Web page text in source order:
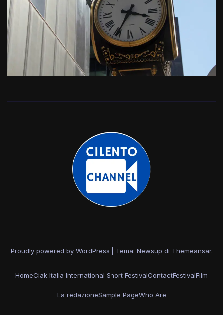
Proudly powered by WordPress Tema: Newsup di Themeansar.
HomeCiak Italia International Short FestivalContactFestivalFilm
La redazioneSample PageWho Are